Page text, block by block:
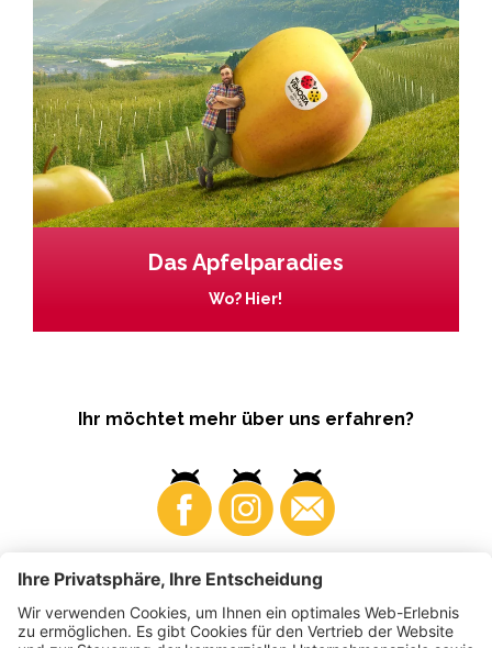
Das Apfelparadies
Wo? Hier!
Ihr möchtet mehr über uns erfahren?
Business Produzenten